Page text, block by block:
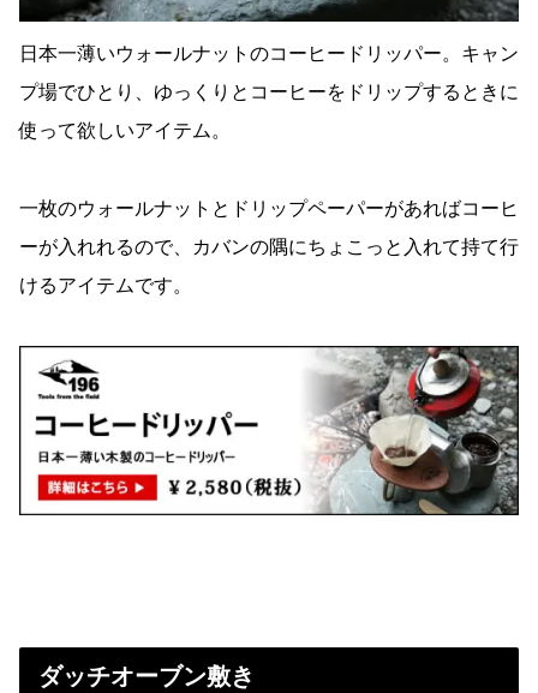
日本一薄いウォールナットのコーヒードリッパー。キャン
プ場でひとり、ゆっくりとコーヒーをドリップするときに
使って欲しいアイテム。
一枚のウォールナットとドリップペーパーがあればコーヒ
ーが入れれるので、カバンの隅にちょこっと入れて持て行
けるアイテムです。
ダッチオーブン敷き